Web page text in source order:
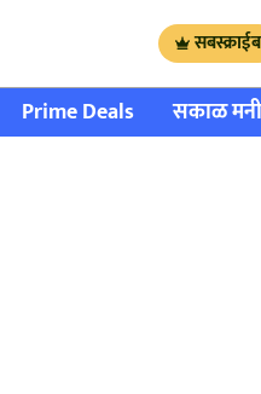
सबस्क्राईब
Prime Deals सकाळ मनी